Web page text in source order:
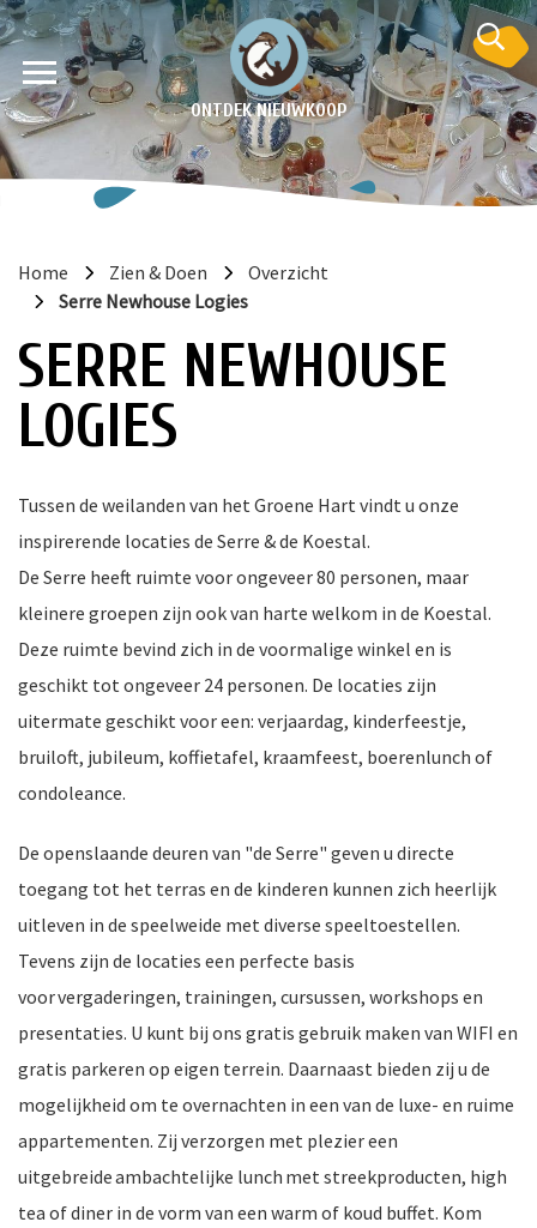
ONTDEK NIEUWKOOP
Home Zien & Doen
Overzicht
Serre Newhouse Logies
SERRE NEWHOUSE
LOGIES
Tussen de weilanden van het Groene Hart vindt u onze
inspirerende locaties de Serre & de Koestal.
De Serre heeft ruimte voor ongeveer 80 personen, maar
kleinere groepen zijn ook van harte welkom in de Koestal.
Deze ruimte bevind zich in de voormalige winkel en is
geschikt tot ongeveer 24 personen. De locaties zijn
uitermate geschikt voor een: verjaardag, kinderfeestje,
bruiloft, jubileum, koffietafel, kraamfeest, boerenlunch of
condoleance.
De openslaande deuren van "de Serre" geven u directe
toegang tot het terras en de kinderen kunnen zich heerlijk
uitleven in de speelweide met diverse speeltoestellen.
Tevens zijn de locaties een perfecte basis
voor vergaderingen, trainingen, cursussen, workshops en
presentaties. U kunt bij ons gratis gebruik maken van WIFI en
gratis parkeren op eigen terrein. Daarnaast bieden zij u de
mogelijkheid om te overnachten in een van de luxe- en ruime
appartementen. Zij verzorgen met plezier een
uitgebreide ambachtelijke lunch met streekproducten, high
tea of diner in de vorm van een warm of koud buffet. Kom